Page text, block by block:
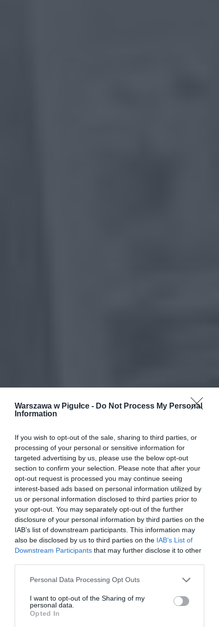
Warszawa w Pigułce - Do Not Process My Personal
Information
If you wish to opt-out of the sale, sharing to third parties, or
processing of your personal or sensitive information for
targeted advertising by us, please use the below opt-out
section to confirm your selection. Please note that after your
opt-out request is processed you may continue seeing
interest-based ads based on personal information utilized by
us or personal information disclosed to third parties prior to
your opt-out. You may separately opt-out of the further
disclosure of your personal information by third parties on the
IAB’s list of downstream participants. This information may
also be disclosed by us to third parties on the IAB’s List of
Downstream Participants that may further disclose it to other
Personal Data Processing Opt Outs
I want to opt-out of the Sharing of my
personal data.
Opted In